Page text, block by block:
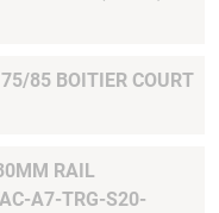
85 BOITIER COURT
RAIL
A7-TRG-S20-